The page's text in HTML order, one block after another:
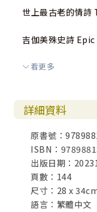
世上最古老的情
吉伽美殊史詩
但丘石碑 Tel Dan
但城祭壇 Dan
有角的祭壇
亞述的祭壇 Altar
但城邱壇 High
看更多
詳細資料
原書號：
ISBN：
出版日期：
頁數：144
尺寸：28 x
語言：繁體中文